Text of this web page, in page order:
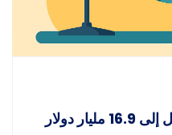
سوق المراوح العالمي يصل إلى 16.9 مليار دولار